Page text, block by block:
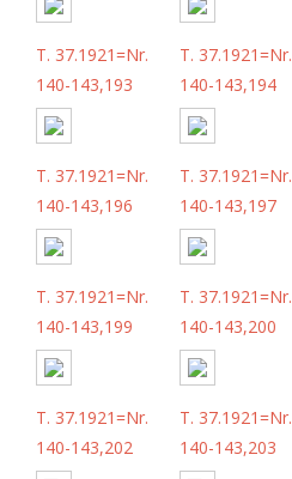
T. 37.1921=Nr.
140-143,193
T. 37.1921=Nr.
140-143,194
T. 37.1921=Nr.
140-143,196
T. 37.1921=Nr.
140-143,197
T. 37.1921=Nr.
140-143,199
T. 37.1921=Nr.
140-143,200
T. 37.1921=Nr.
140-143,202
T. 37.1921=Nr.
140-143,203